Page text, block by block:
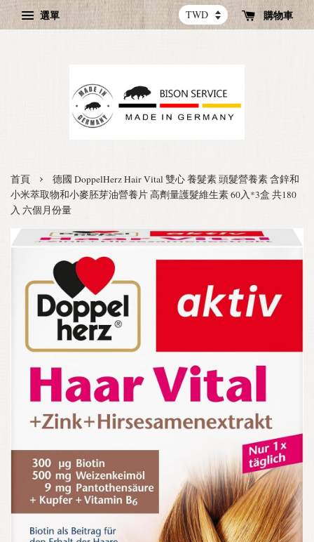
選單 購物車
首頁 ›
德國 DoppelHerz Hair Vital 雙心 養髮素 頭髮營養素 含鋅和
小米萃取物和小麥胚芽油營養片 高劑量護髮維生素 60入*3盒 共180
入 六個月份量